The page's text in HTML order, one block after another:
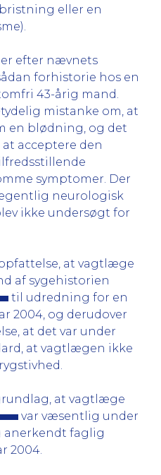
eller en
efter nævnets
forhistorie hos en
43-årig mand.
mistanke om, at
en blødning, og det
acceptere den
symptomer. Der
neurologisk
ikke undersøgt for
at vagtlæge
af sygehistorien
til udredning for en
2004, og derudover
at det var under
at vagtlægen ikke
at vagtlæge
var væsentlig under
anerkendt faglig
2004.